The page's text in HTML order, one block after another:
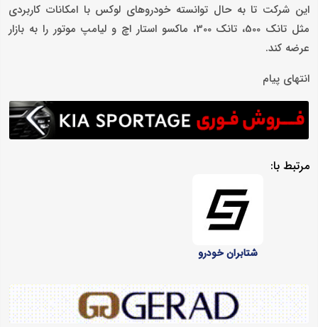
این شرکت تا به حال توانسته خودروهای لوکس با امکانات کاربردی
مثل تانک 500، تانک 300، ماکسو استار اچ و لیامپ موتور را به بازار
عرضه کند.
انتهای پیام
مرتبط با:
شتابران خودرو